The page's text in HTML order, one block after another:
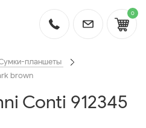
0
планшеты
brown
Conti 912345